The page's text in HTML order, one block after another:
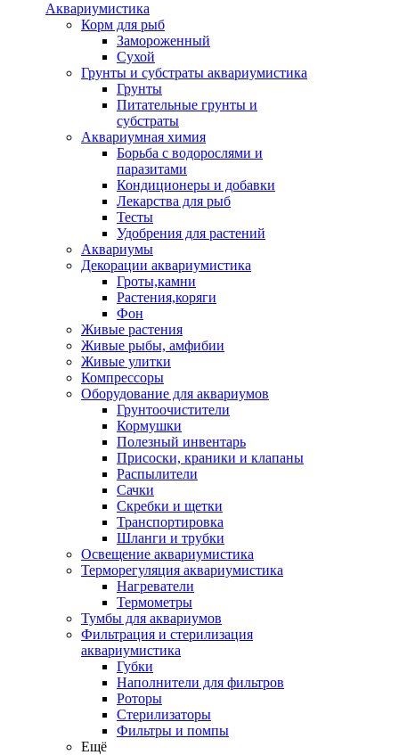
Аквариумистика
Корм для рыб
Замороженный
Сухой
Грунты и субстраты аквариумистика
Грунты
Питательные грунты и
субстраты
Аквариумная химия
Борьба с водорослями и
паразитами
Кондиционеры и добавки
Лекарства для рыб
Тесты
Удобрения для растений
Аквариумы
Декорации аквариумистика
Гроты,камни
Растения,коряги
Фон
Живые растения
Живые рыбы, амфибии
Живые улитки
Компрессоры
Оборудование для аквариумов
Грунтоочистители
Кормушки
Полезный инвентарь
Присоски, краники и клапаны
Распылители
Сачки
Скребки и щетки
Транспортировка
Шланги и трубки
Освещение аквариумистика
Терморегуляция аквариумистика
Нагреватели
Термометры
Тумбы для аквариумов
Фильтрация и стерилизация
аквариумистика
Губки
Наполнители для фильтров
Роторы
Стерилизаторы
Фильтры и помпы
Ещё